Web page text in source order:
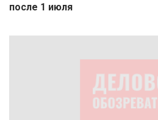
после 1 июля